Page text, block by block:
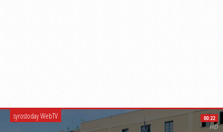
syrostoday WebTV 00:22
HD